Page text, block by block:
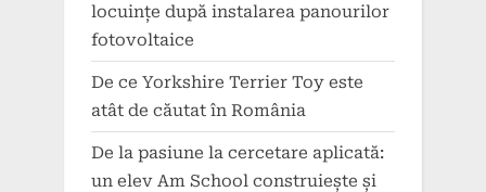
locuințe după instalarea panourilor
fotovoltaice
De ce Yorkshire Terrier Toy este
atât de căutat în România
De la pasiune la cercetare aplicată:
un elev Am School construiește și